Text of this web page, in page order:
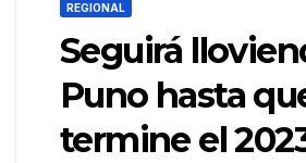
REGIONAL
Seguirá
Puno hasta
termine el